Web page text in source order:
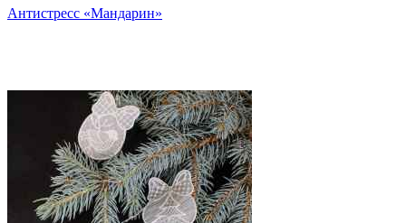
Антистресс «Мандарин»